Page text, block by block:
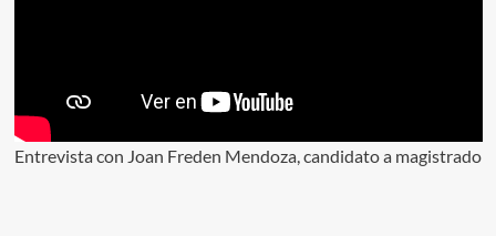
Entrevista con Joan Freden Mendoza, candidato a magistrado